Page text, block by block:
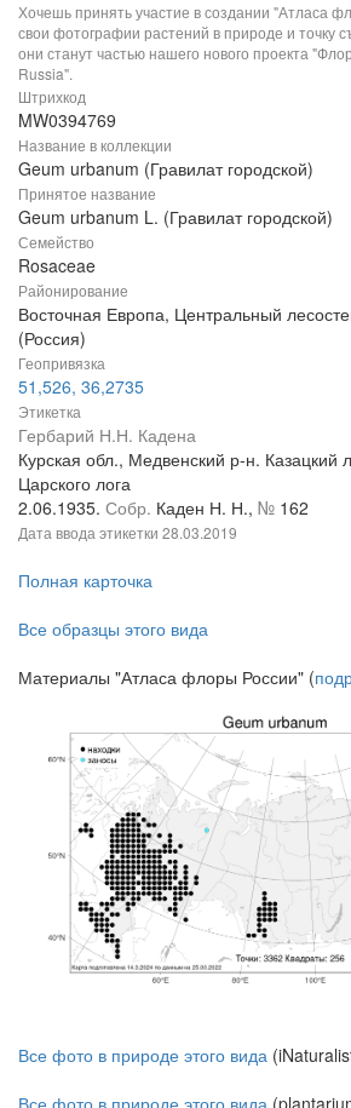
Хочешь принять участие в создании "Атласа
свои фотографии растений в природе и точку
они станут частью нашего нового проекта
Russia".
Штрихкод
MW0394769
Название в коллекции
Geum urbanum (Гравилат городской)
Принятое название
Geum urbanum L. (Гравилат городской)
Семейство
Rosaceae
Районирование
Восточная Европа, Центральный
(Россия)
Геопривязка
51,526, 36,2735
Этикетка
Гербарий Н.Н. Кадена
Курская обл., Медвенский р-н.
Царского лога
2.06.1935. Собр. Каден Н. Н., № 162
Дата ввода этикетки 28.03.2019
Полная карточка
Все образцы этого вида
Материалы "Атласа флоры России" (
Все фото в природе этого вида